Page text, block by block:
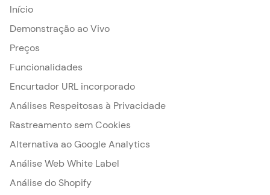
Início
Demonstração ao Vivo
Preços
Funcionalidades
Encurtador URL incorporado
Análises Respeitosas à Privacidade
Rastreamento sem Cookies
Alternativa ao Google Analytics
Análise Web White Label
Análise do Shopify